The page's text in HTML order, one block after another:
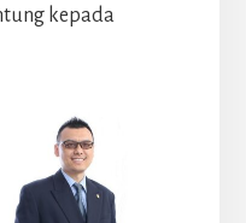
kepada